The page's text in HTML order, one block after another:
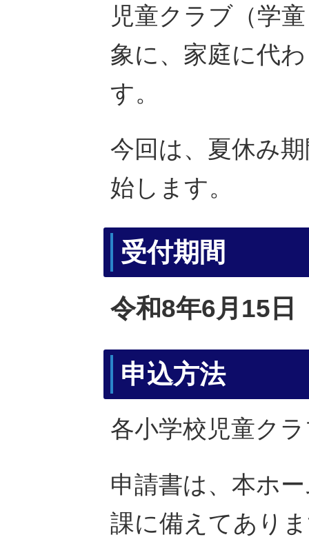
児童クラブ（学
象に、家庭に代
す。
今回は、夏休み
始します。
受付期間
令和8年6月15日
申込方法
各小学校児童ク
申請書は、本ホ
課に備えてあり